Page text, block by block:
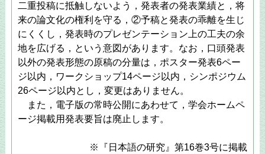
二重投稿に抵触しないよう，発表者の発表業績と，将
来の論文化の権利を守る，②予稿と発表の乖離を生じ
にくくし，発表時のプレゼンテーション上の工夫の余
地を広げる，という意図があります。なお，口頭発表
以外の発表形態の原稿の分量は，ポスター発表6ペー
ジ以内，ワークショップ14ページ以内，シンポジウム
26ページ以内とし，変更はありません。
また，電子版の常時公開にあわせて，学会ホームペ
ージ掲載用発表要旨は廃止します。
※『日本語の研究』第16巻3号に掲載